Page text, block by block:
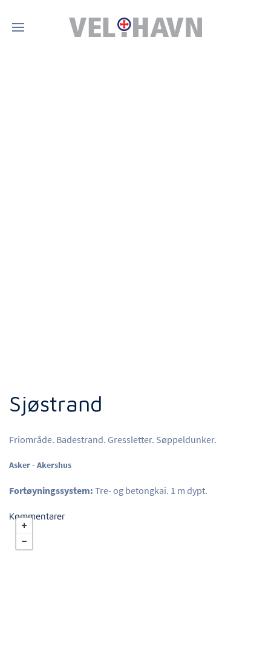
Sjøstrand
Friområde. Badestrand. Gressletter. Søppeldunker.
Asker - Akershus
Fortøyningssystem: Tre- og betongkai. 1 m dypt.
Kommentarer